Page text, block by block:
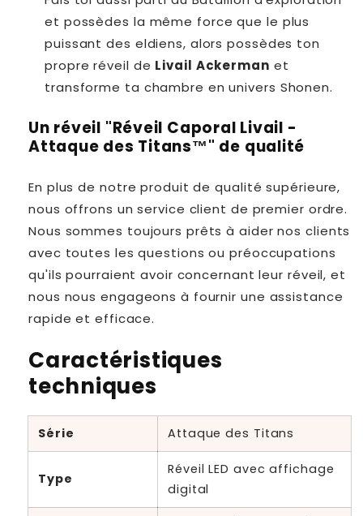
et possèdes la même force que le plus
puissant des eldiens, alors possèdes ton
propre réveil de Livail Ackerman et
transforme ta chambre en univers Shonen.
Un réveil "Réveil Caporal Livail -
Attaque des Titans™" de qualité
En plus de notre produit de qualité supérieure,
nous offrons un service client de premier ordre.
Nous sommes toujours prêts à aider nos clients
avec toutes les questions ou préoccupations
qu'ils pourraient avoir concernant leur réveil, et
nous nous engageons à fournir une assistance
rapide et efficace.
Caractéristiques
techniques
Série Attaque des Titans
Type
Réveil LED avec affichage
digital